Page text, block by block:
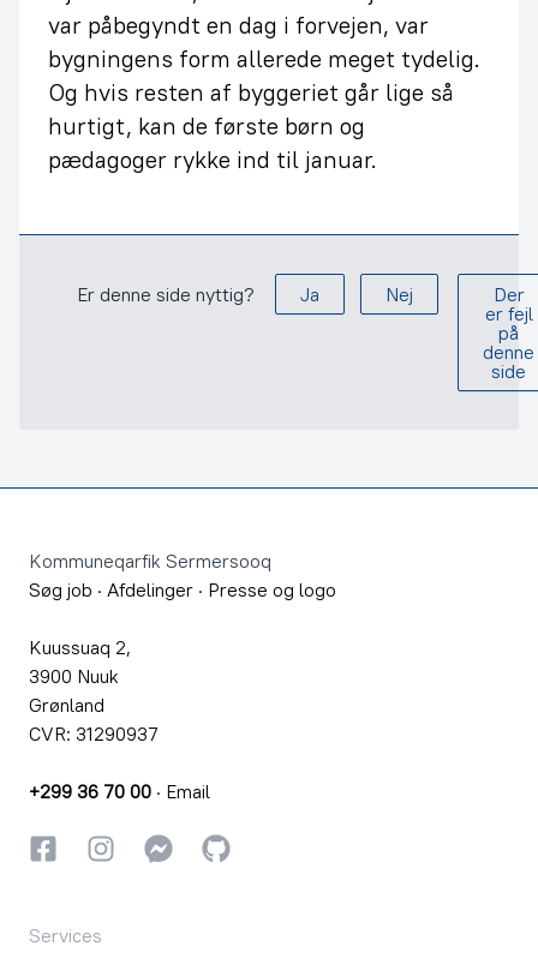
var påbegyndt en dag i forvejen, var
bygningens form allerede meget tydelig.
Og hvis resten af byggeriet går lige så
hurtigt, kan de første børn og
pædagoger rykke ind til januar.
Er denne side nyttig? Ja Nej
Der
er fejl
på
denne
side
Kommuneqarfik Sermersooq
Søg job · Afdelinger · Presse og logo
Kuussuaq 2,
3900 Nuuk
Grønland
CVR: 31290937
+299 36 70 00 · Email
FacebookInstagramInstagram
GitHub
Services